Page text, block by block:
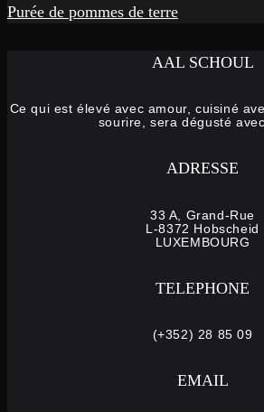
Purée de pommes de terre
AAL SCHOUL
Ce qui est élevé avec amour, cuisiné
sourire, sera dégusté
ADRESSE
33 A, Grand-Rue
L-8372 Hobscheid
LUXEMBOURG
TELEPHONE
(+352) 28 85 09
EMAIL